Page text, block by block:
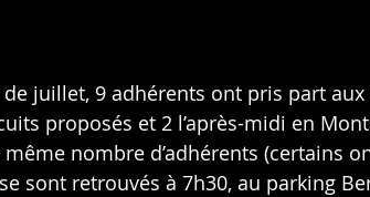
juillet, 9 adhérents ont pris part aux
proposés et 2 l’après-midi en
nombre d’adhérents (certains
sont retrouvés à 7h30, au parking